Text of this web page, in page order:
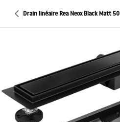
Drain linéaire Rea Neox Black Matt 50